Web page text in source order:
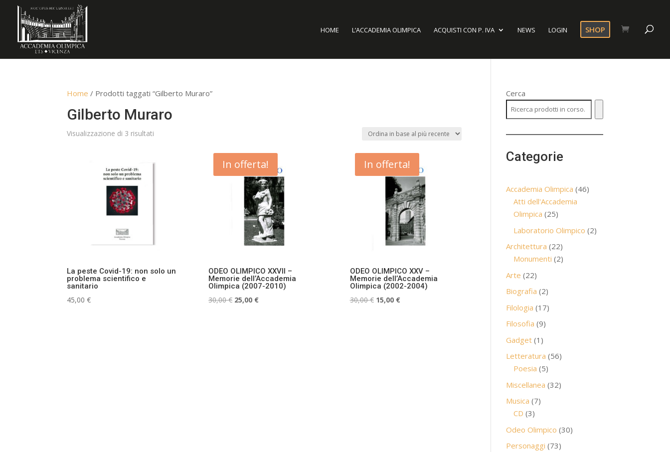
HOME L’ACCADEMIA OLIMPICA ACQUISTI CON P. IVA NEWS LOGIN SHOP
Home / Prodotti taggati “Gilberto Muraro”
Gilberto Muraro
Visualizzazione di 3 risultati
La peste Covid-19: non solo un
problema scientifico e
sanitario
45,00€
In offerta!
ODEO OLIMPICO XXVII –
Memorie dell’Accademia
Olimpica (2007-2010)
30,00€ Il
25,00 €Il
In offerta!
ODEO OLIMPICO XXV –
Memorie dell’Accademia
Olimpica (2002-2004)
30,00€ Il
15,00 €Il
Cerca
Categorie
Accademia Olimpica 4646
Atti dell'Accademia
Olimpica 2525
prodotti
Laboratorio Olimpico 22
Architettura 2222
prodotti
Monumenti 22
Arte 2222
prodotti
Biografia 22
prodotti
Filologia 1717
Filosofia 99
Gadget 1 1
prodotto
Letteratura 5656
Poesia 55
prodotti
Miscellanea 3232
Musica 77
CD 33
prodotti
Odeo Olimpico 3030
Personaggi 7373